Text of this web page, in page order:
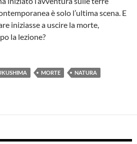
è solo l’ultima scena. E
iniziasse a uscire la morte,
la lezione?
MORTE
NATURA